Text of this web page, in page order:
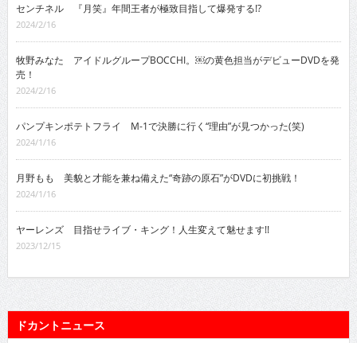
センチネル 『月笑』年間王者が極致目指して爆発する!?
2024/2/16
牧野みなた アイドルグループBOCCHI。￼の黄色担当がデビューDVDを発
売！
2024/2/16
パンプキンポテトフライ M-1で決勝に行く“理由”が見つかった(笑)
2024/1/16
月野もも 美貌と才能を兼ね備えた“奇跡の原石”がDVDに初挑戦！
2024/1/16
ヤーレンズ 目指せライブ・キング！人生変えて魅せます!!
2023/12/15
ドカントニュース